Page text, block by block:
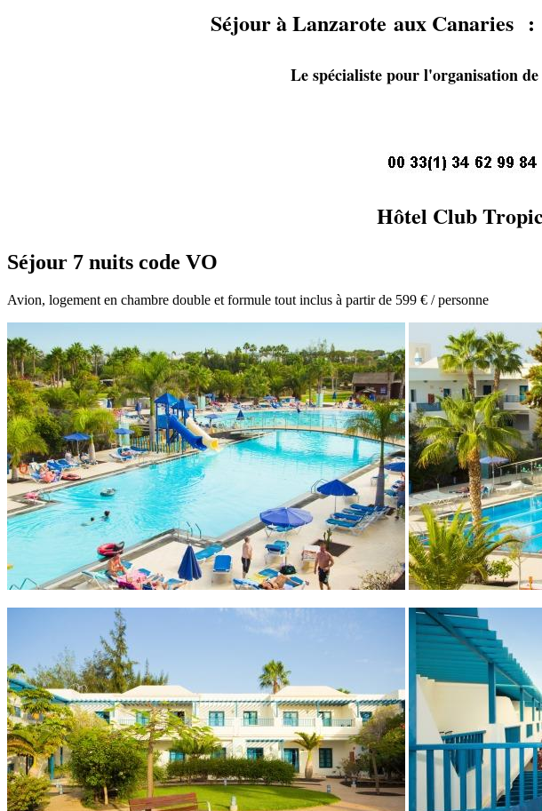
Séjour à Lanzarote aux Canaries
Le spécialiste pour l'organisation
Hôtel Club
Séjour 7 nuits code VO
Avion, logement en chambre double et formule tout inclus à partir de 599 € / personne